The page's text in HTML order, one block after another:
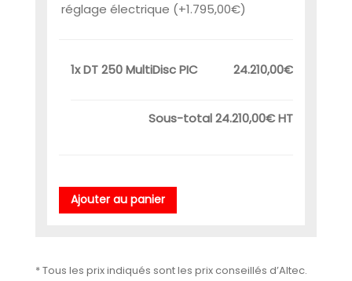
réglage électrique (+1.795,00€)
1xDT 250 MultiDisc PIC 24.210,00€
Sous-total24.210,00€HT
Ajouter au panier
* Tous les prix indiqués sont les prix conseillés d’Altec.